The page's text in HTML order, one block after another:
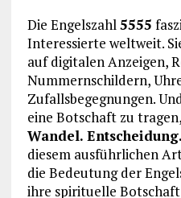
Die Engelszahl5555
Interessierte weltweit.
auf digitalen Anzeigen,
Nummernschildern,
Zufallsbegegnungen.
eine Botschaft zu
Wandel.
diesem ausführlichen
die Bedeutung der
ihre spirituelle